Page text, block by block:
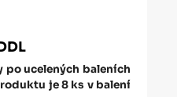
po ucelených baleních
je 8 ks v balení